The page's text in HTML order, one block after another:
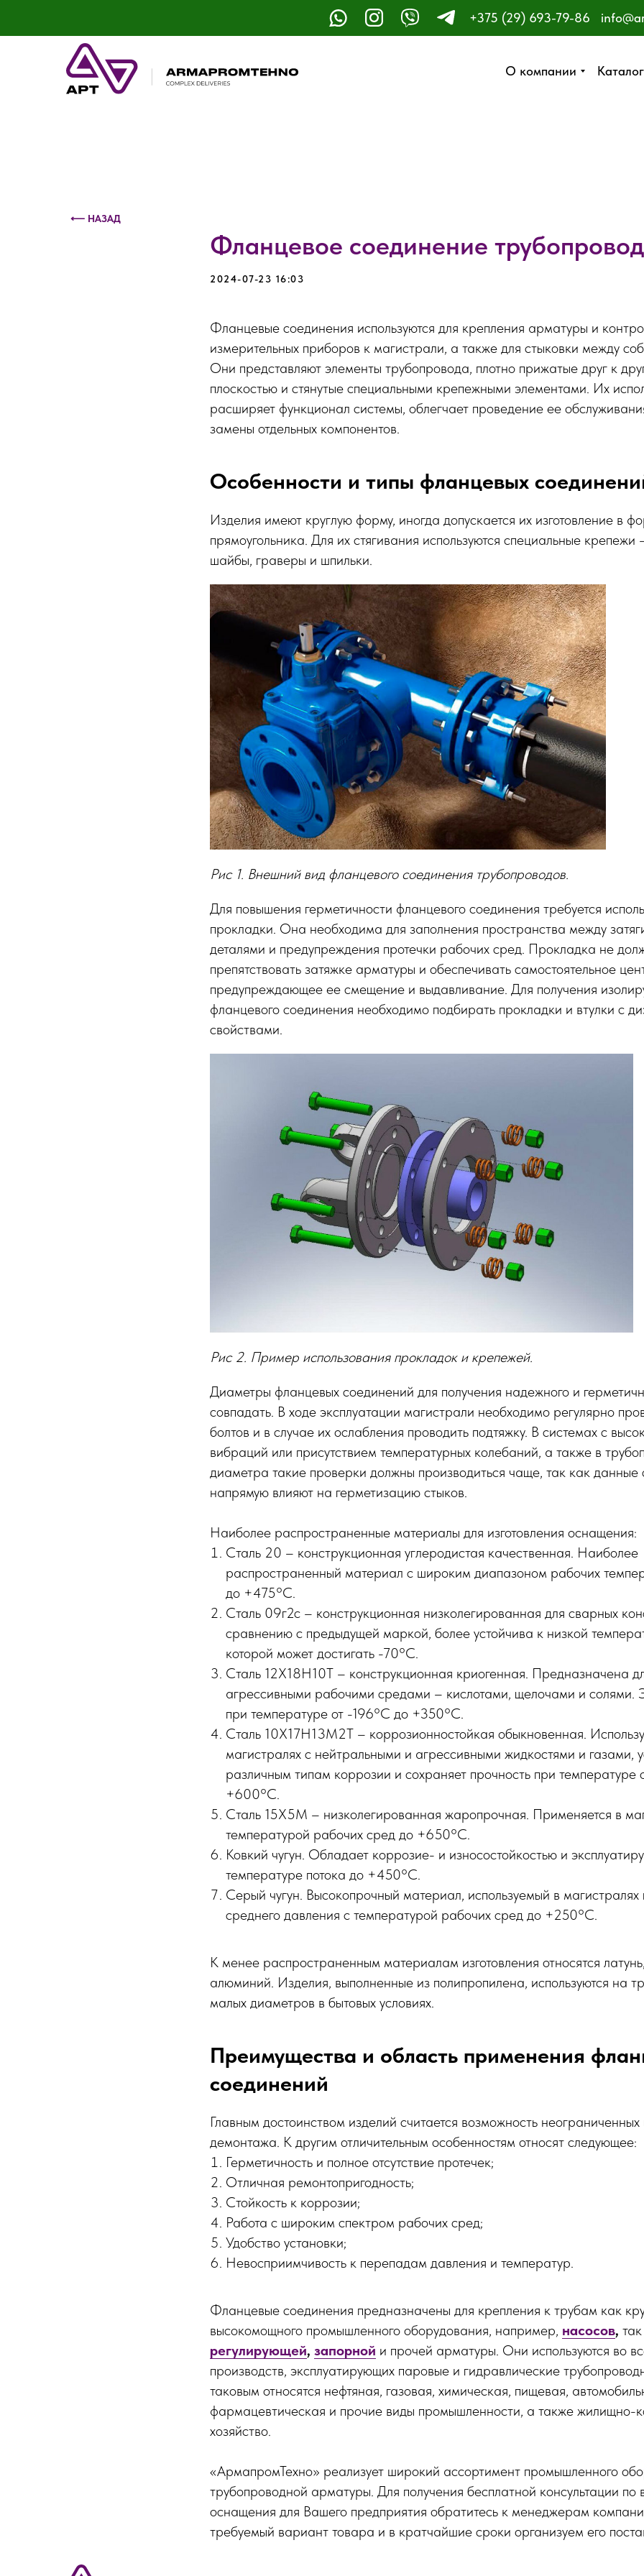
О компании Каталог
+375 (29) 693-79-86
О компании Каталог
ЗАКАЗАТЬ ЗВОНОК
⟵ НАЗАД
Фланцевое соединение
2024-07-23 16:03
Фланцевые соединения используются для крепления арматуры и
измерительных приборов к магистрали, а также для стыковки между
Они представляют элементы трубопровода, плотно прижатые друг к
плоскостью и стянутые специальными крепежными элементами. Их
расширяет функционал системы, облегчает проведение ее
замены отдельных компонентов.
Особенности и типы фланцевых
Изделия имеют круглую форму, иногда допускается их изготовление в
прямоугольника. Для их стягивания используются специальные крепежи
шайбы, граверы и шпильки.
Рис 1. Внешний вид фланцевого соединения трубопроводов.
Для повышения герметичности фланцевого соединения требуется
прокладки. Она необходима для заполнения пространства между
деталями и предупреждения протечки рабочих сред. Прокладка не
препятствовать затяжке арматуры и обеспечивать самостоятельное
предупреждающее ее смещение и выдавливание. Для получения
фланцевого соединения необходимо подбирать прокладки и втулки с
свойствами.
Рис 2. Пример использования прокладок и крепежей.
Диаметры фланцевых соединений для получения надежного и
совпадать. В ходе эксплуатации магистрали необходимо регулярно
болтов и в случае их ослабления проводить подтяжку. В системах с
вибраций или присутствием температурных колебаний, а также в
диаметра такие проверки должны производиться чаще, так как данные
напрямую влияют на герметизацию стыков.
Наиболее распространенные материалы для изготовления оснащения:
Сталь 20 – конструкционная углеродистая качественная. Наиболее
распространенный материал с широким диапазоном рабочих
до +475°C.
Сталь 09г2с – конструкционная низколегированная для сварных
сравнению с предыдущей маркой, более устойчива к низкой
которой может достигать -70°C.
Сталь 12Х18Н10Т – конструкционная криогенная. Предназначена
агрессивными рабочими средами – кислотами, щелочами и солями.
при температуре от -196°C до +350°C.
Сталь 10Х17Н13М2Т – коррозионностойкая обыкновенная.
магистралях с нейтральными и агрессивными жидкостями и газами,
различным типам коррозии и сохраняет прочность при температуре
+600°C.
Сталь 15Х5М – низколегированная жаропрочная. Применяется в
температурой рабочих сред до +650°C.
Ковкий чугун. Обладает коррозие- и износостойкостью и
температуре потока до +450°C.
Серый чугун. Высокопрочный материал, используемый в
среднего давления с температурой рабочих сред до +250°C.
К менее распространенным материалам изготовления относятся
алюминий. Изделия, выполненные из полипропилена, используются на
малых диаметров в бытовых условиях.
Преимущества и область применения
соединений
Главным достоинством изделий считается возможность
демонтажа. К другим отличительным особенностям относят следующее:
Герметичность и полное отсутствие протечек;
Отличная ремонтопригодность;
Стойкость к коррозии;
Работа с широким спектром рабочих сред;
Удобство установки;
Невосприимчивость к перепадам давления и температур.
Фланцевые соединения предназначены для крепления к трубам как
высокомощного промышленного оборудования, например, насосов,
регулирующей, запорной и прочей арматуры. Они используются во
производств, эксплуатирующих паровые и гидравлические
таковым относятся нефтяная, газовая, химическая, пищевая,
фармацевтическая и прочие виды промышленности, а также жилищно-
хозяйство.
«АрмапромТехно» реализует широкий ассортимент промышленного
трубопроводной арматуры. Для получения бесплатной консультации
оснащения для Вашего предприятия обратитесь к менеджерам
требуемый вариант товара и в кратчайшие сроки организуем его